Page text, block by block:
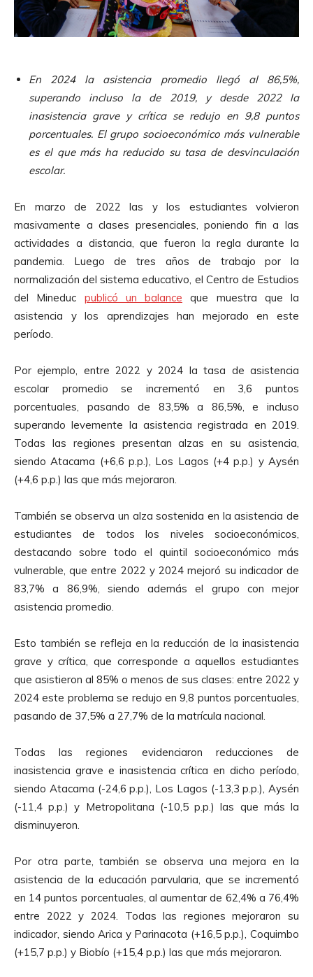
En 2024 la asistencia promedio llegó al 86,5%,
superando incluso la de 2019, y desde 2022 la
inasistencia grave y crítica se redujo en 9,8 puntos
porcentuales. El grupo socioeconómico más vulnerable
es el que más ha reducido su tasa de desvinculación
escolar.
En marzo de 2022 las y los estudiantes volvieron
masivamente a clases presenciales, poniendo fin a las
actividades a distancia, que fueron la regla durante la
pandemia. Luego de tres años de trabajo por la
normalización del sistema educativo, el Centro de Estudios
del Mineduc publicó un balance que muestra que la
asistencia y los aprendizajes han mejorado en este
período.
Por ejemplo, entre 2022 y 2024 la tasa de asistencia
escolar promedio se incrementó en 3,6 puntos
porcentuales, pasando de 83,5% a 86,5%, e incluso
superando levemente la asistencia registrada en 2019.
Todas las regiones presentan alzas en su asistencia,
siendo Atacama (+6,6 p.p.), Los Lagos (+4 p.p.) y Aysén
(+4,6 p.p.) las que más mejoraron.
También se observa un alza sostenida en la asistencia de
estudiantes de todos los niveles socioeconómicos,
destacando sobre todo el quintil socioeconómico más
vulnerable, que entre 2022 y 2024 mejoró su indicador de
83,7% a 86,9%, siendo además el grupo con mejor
asistencia promedio.
Esto también se refleja en la reducción de la inasistencia
grave y crítica, que corresponde a aquellos estudiantes
que asistieron al 85% o menos de sus clases: entre 2022 y
2024 este problema se redujo en 9,8 puntos porcentuales,
pasando de 37,5% a 27,7% de la matrícula nacional.
Todas las regiones evidenciaron reducciones de
inasistencia grave e inasistencia crítica en dicho período,
siendo Atacama (-24,6 p.p.), Los Lagos (-13,3 p.p.), Aysén
(-11,4 p.p.) y Metropolitana (-10,5 p.p.) las que más la
disminuyeron.
Por otra parte, también se observa una mejora en la
asistencia de la educación parvularia, que se incrementó
en 14 puntos porcentuales, al aumentar de 62,4% a 76,4%
entre 2022 y 2024. Todas las regiones mejoraron su
indicador, siendo Arica y Parinacota (+16,5 p.p.), Coquimbo
(+15,7 p.p.) y Biobío (+15,4 p.p.) las que más mejoraron.